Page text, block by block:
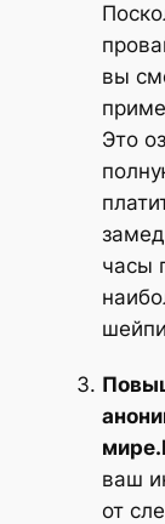
вы
Это
часы
ваш
от